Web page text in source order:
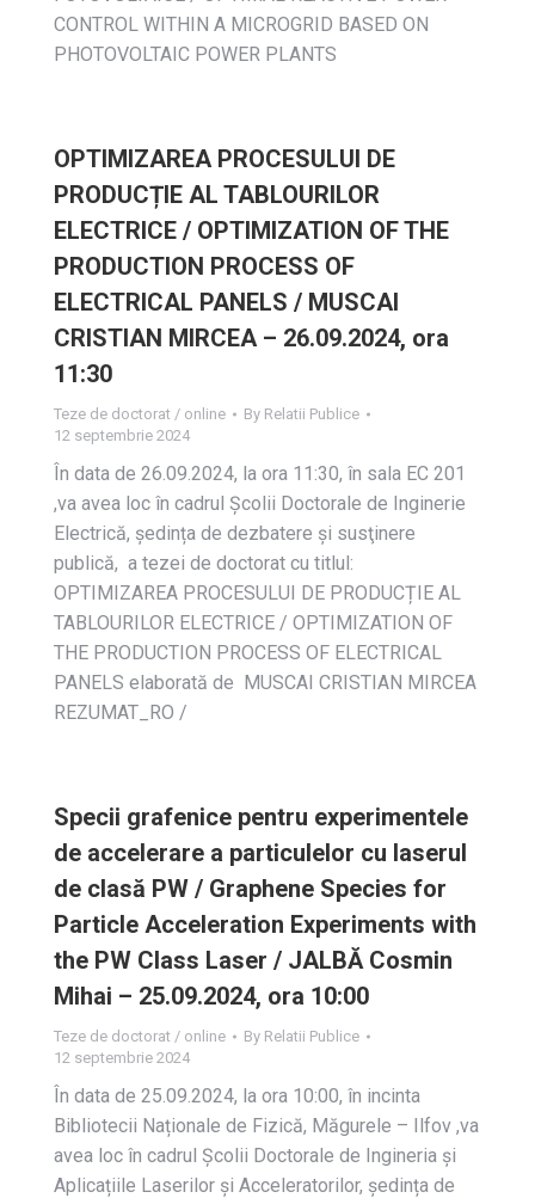
CONTROL WITHIN A MICROGRID BASED ON
PHOTOVOLTAIC POWER PLANTS
OPTIMIZAREA PROCESULUI DE
PRODUCȚIE AL TABLOURILOR
ELECTRICE / OPTIMIZATION OF THE
PRODUCTION PROCESS OF
ELECTRICAL PANELS / MUSCAI
CRISTIAN MIRCEA – 26.09.2024, ora
11:30
Teze de doctorat / online By Relatii Publice
12 septembrie 2024
În data de 26.09.2024, la ora 11:30, în sala EC 201
,va avea loc în cadrul Școlii Doctorale de Inginerie
Electrică, ședința de dezbatere și susţinere
publică, a tezei de doctorat cu titlul:
OPTIMIZAREA PROCESULUI DE PRODUCȚIE AL
TABLOURILOR ELECTRICE / OPTIMIZATION OF
THE PRODUCTION PROCESS OF ELECTRICAL
PANELS elaborată de MUSCAI CRISTIAN MIRCEA
REZUMAT_RO /
Specii grafenice pentru experimentele
de accelerare a particulelor cu laserul
de clasă PW / Graphene Species for
Particle Acceleration Experiments with
the PW Class Laser / JALBĂ Cosmin
Mihai – 25.09.2024, ora 10:00
Teze de doctorat / online By Relatii Publice
12 septembrie 2024
În data de 25.09.2024, la ora 10:00, în incinta
Bibliotecii Naționale de Fizică, Măgurele – Ilfov ,va
avea loc în cadrul Școlii Doctorale de Ingineria și
Aplicațiile Laserilor și Acceleratorilor, ședința de